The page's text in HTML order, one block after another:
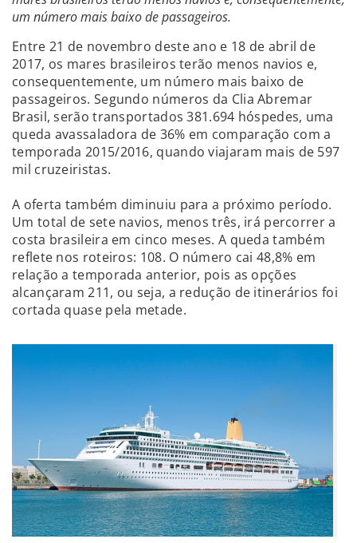
um número mais baixo de passageiros.
Entre 21 de novembro deste ano e 18 de abril de
2017, os mares brasileiros terão menos navios e,
consequentemente, um número mais baixo de
passageiros. Segundo números da Clia Abremar
Brasil, serão transportados 381.694 hóspedes, uma
queda avassaladora de 36% em comparação com a
temporada 2015/2016, quando viajaram mais de 597
mil cruzeiristas.
A oferta também diminuiu para a próximo período.
Um total de sete navios, menos três, irá percorrer a
costa brasileira em cinco meses. A queda também
reflete nos roteiros: 108. O número cai 48,8% em
relação a temporada anterior, pois as opções
alcançaram 211, ou seja, a redução de itinerários foi
cortada quase pela metade.